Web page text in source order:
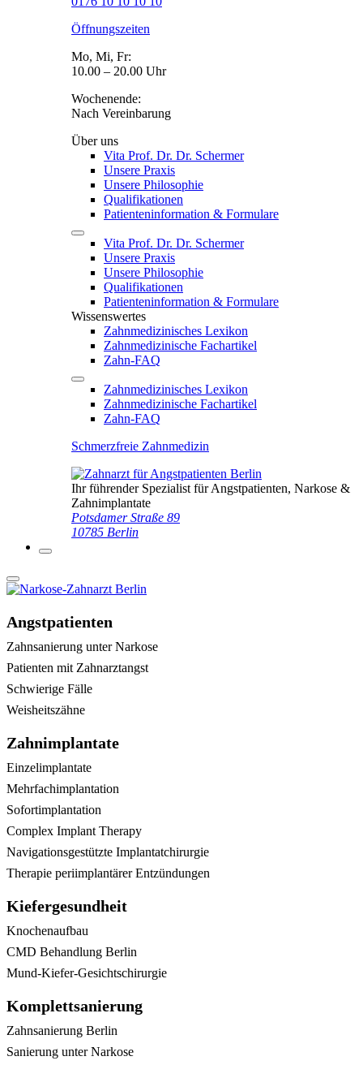
Öffnungszeiten
Mo, Mi, Fr:
10.00 – 20.00 Uhr
Wochenende:
Nach Vereinbarung
Über uns
Vita Prof. Dr. Dr. Schermer
Unsere Praxis
Unsere Philosophie
Qualifikationen
Patienten­information & Formulare
Vita Prof. Dr. Dr. Schermer
Unsere Praxis
Unsere Philosophie
Qualifikationen
Patienten­information & Formulare
Wissenswertes
Zahnmedizinisches Lexikon
Zahnmedizinische Fachartikel
Zahn-FAQ
Zahnmedizinisches Lexikon
Zahnmedizinische Fachartikel
Zahn-FAQ
Schmerzfreie Zahnmedizin
Ihr führender Spezialist für Angstpatienten, Narkose &
Zahnimplantate
Potsdamer Straße 89
10785 Berlin
Angstpatienten
Zahnsanierung unter Narkose
Patienten mit Zahnarztangst
Schwierige Fälle
Weisheitszähne
Zahnimplantate
Einzelimplantate
Mehrfachimplantation
Sofortimplantation
Complex Implant Therapy
Navigationsgestützte Implantatchirurgie
Therapie periimplantärer Entzündungen
Kiefergesundheit
Knochenaufbau
CMD Behandlung Berlin
Mund-Kiefer-Gesichtschirurgie
Komplettsanierung
Zahnsanierung Berlin
Sanierung unter Narkose